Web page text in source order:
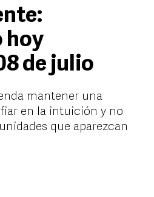
hoy
de julio
mantener una
en la intuición y no
que aparezcan